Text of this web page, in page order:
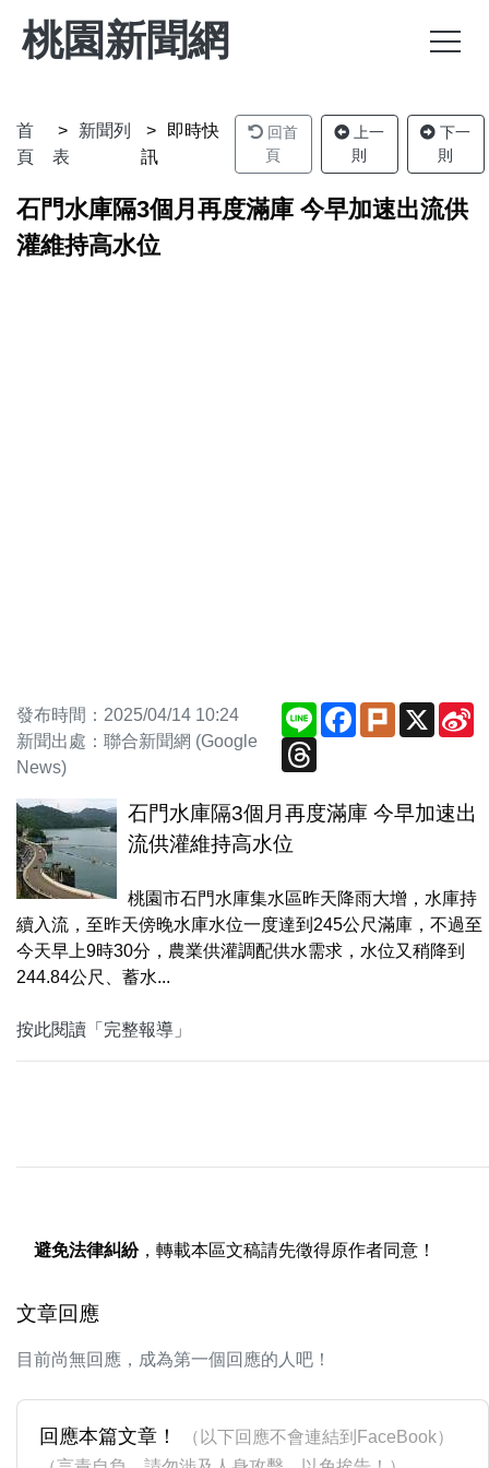
桃園新聞網
首
頁
新聞列
表
即時快
訊
回首
頁
上一
則
下一
則
石門水庫隔3個月再度滿庫 今早加速出流供
灌維持高水位
發布時間：2025/04/14 10:24
新聞出處：聯合新聞網 (Google
News)
Line Facebook
PlurkX
Threads
石門水庫隔3個月再度滿庫 今早加速出
流供灌維持高水位
桃園市石門水庫集水區昨天降雨大增，水庫持
續入流，至昨天傍晚水庫水位一度達到245公尺滿庫，不過至
今天早上9時30分，農業供灌調配供水需求，水位又稍降到
244.84公尺、蓄水...
按此閱讀「完整報導」
避免法律糾紛，轉載本區文稿請先徵得原作者同意！
文章回應
目前尚無回應，成為第一個回應的人吧！
回應本篇文章！
（以下回應不會連結到FaceBook）